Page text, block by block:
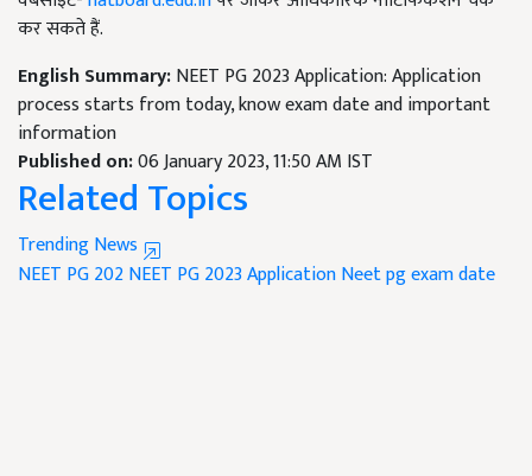
कर सकते हैं.
English Summary:NEET PG 2023 Application: Application
process starts from today, know exam date and important
information
Published on:06 January 2023, 11:50 AM IST
Related Topics
Trending News
NEET PG 202NEET PG 2023 ApplicationNeet pg exam date